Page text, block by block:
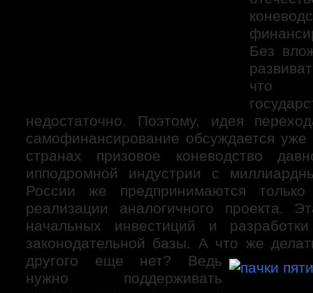
Ипподром Ла Сарсуэла. Мадрид. Испания.
Люди
коннозаводчики
коневладельцы
Тренеры
Жокеи
Персонал конюшни
Любители
Тотализатор
имидж игры
виды игры
необходимая информация
стратегия игры
экономика и статистика
Без
что
недостаточно. Поэтому, идея
самофинансирование обсуждается
странах призовое коневодство
ипподромной индустрии с
России же предпринимаются
реализации аналогичного проекта.
начальных инвестиций и
законодательной базы. А что же
другого еще нет? Ведь
нужно поддерживать